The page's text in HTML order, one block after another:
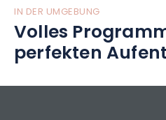
IN DER UMGEBUNG
Volles
perfekten